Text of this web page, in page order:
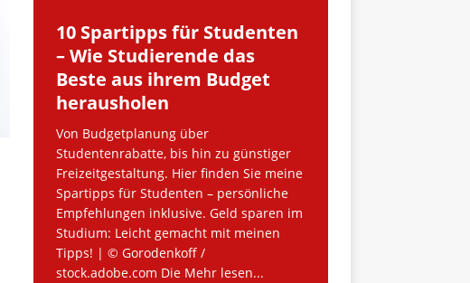
10 Spartipps für Studenten
– Wie Studierende das
Beste aus ihrem Budget
herausholen
Von Budgetplanung über
Studentenrabatte, bis hin zu günstiger
Freizeitgestaltung. Hier finden Sie meine
Spartipps für Studenten – persönliche
Empfehlungen inklusive. Geld sparen im
Studium: Leicht gemacht mit meinen
Tipps! | © Gorodenkoff /
stock.adobe.com Die Mehr lesen...